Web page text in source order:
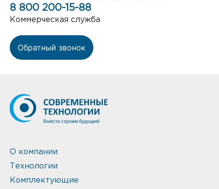
8 800 200-15-88
Коммерческая служба
Обратный звонок
О компании
Технологии
Комплектующие